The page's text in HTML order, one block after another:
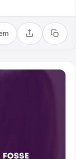
Compartilhar
Copiar